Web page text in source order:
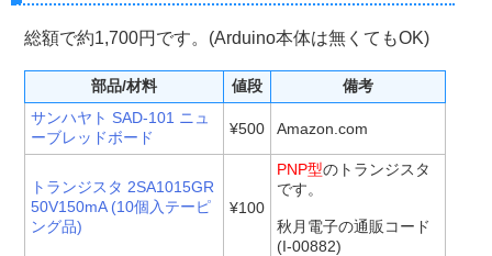
総額で約1,700円です。(Arduino本体は無くてもOK)
部品/材料 値段
備考
サンハヤト SAD-101 ニュ
ーブレッドボード
¥500 Amazon.com
トランジスタ 2SA1015GR
50V150mA (10個入テーピ
ング品)
¥100
PNP型のトランジスタ
です。
秋月電子の通販コード
(I-00882)